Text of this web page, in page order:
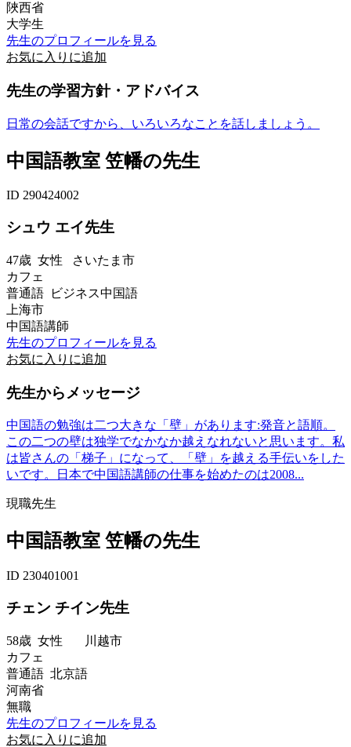
陜西省
大学生
先生のプロフィールを見る
お気に入りに追加
先生の学習方針・アドバイス
日常の会話ですから、いろいろなことを話しましょう。
中国語教室 笠幡の先生
ID 290424002
シュウ エイ先生
47歳 女性 さいたま市
カフェ
普通語 ビジネス中国語
上海市
中国語講師
先生のプロフィールを見る
お気に入りに追加
先生からメッセージ
中国語の勉強は二つ大きな「壁」があります:発音と語順。
この二つの壁は独学でなかなか越えなれないと思います。私
は皆さんの「梯子」になって、「壁」を越える手伝いをした
いです。日本で中国語講師の仕事を始めたのは2008...
現職先生
中国語教室 笠幡の先生
ID 230401001
チェン チイン先生
58歳 女性 川越市
カフェ
普通語 北京語
河南省
無職
先生のプロフィールを見る
お気に入りに追加